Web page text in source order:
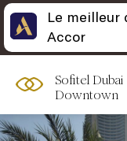
Sofitel Dubai
Downtown
Le meilleur
Accor